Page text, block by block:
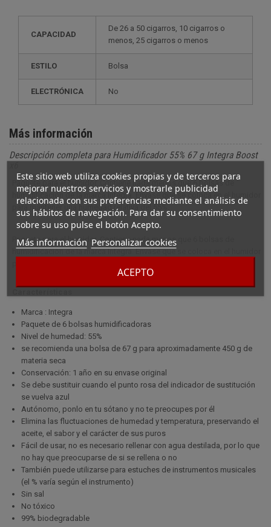
Este sitio web utiliza cookies propias y de terceros para
mejorar nuestros servicios y mostrarle publicidad
relacionada con sus preferencias mediante el análisis de
sus hábitos de navegación. Para dar su consentimiento
sobre su uso pulse el botón Acepto.
Más información Personalizar cookies
ACEPTO
CAPACIDAD
de 26 a 50 cigarros, 10 cigarros o
menos, 25 cigarros o menos
ESTILO bolsa
ELECTRÓNICA no
Más información
Descripción completa para Humidificador 55% 67 g Integra Boost
Paquete para el humidor. Contiene nada menos que 6 bolsas de
humidificación de la marca Integra. Envase que se coloca en el humidor
para mantener una humedad relativa del 55%.
Paquete para el humidor. Contiene nada menos que 6 bolsas de
humidificación de la marca Integra. Envase que se coloca en el humidor
Marca : Integra
Paquete de 6 bolsas humidificadoras
Nivel de humedad: 55%
se recomienda una bolsa de 67 g para aproximadamente 450 g de
materia seca
Conservación: 1 año en su envase original
Se debe sustituir cuando el punto rosa del indicador de sustitución
se vuelva azul
Autónomo, ponlo en tu sótano y no te preocupes por él
Elimina las fluctuaciones de humedad y temperatura, preservando el
aceite, el sabor y el carácter de sus puros
Fácil de usar, no es necesario rellenar con agua destilada, por lo que
no hay que preocuparse de si se rellena o no
También puede utilizarse para estuches de instrumentos musicales
(el % varía según el instrumento)
Sin sal
No tóxico
99% biodegradable